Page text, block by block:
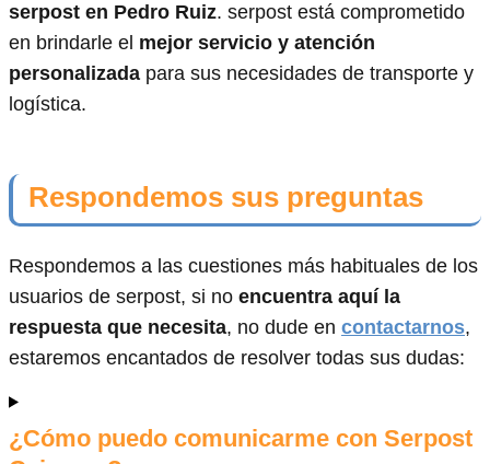
serpost en Pedro Ruiz. serpost está comprometido
en brindarle el mejor servicio y atención
personalizada para sus necesidades de transporte y
logística.
Respondemos sus preguntas
Respondemos a las cuestiones más habituales de los
usuarios de serpost, si no encuentra aquí la
respuesta que necesita, no dude en contactarnos,
estaremos encantados de resolver todas sus dudas:
¿Cómo puedo comunicarme con Serpost